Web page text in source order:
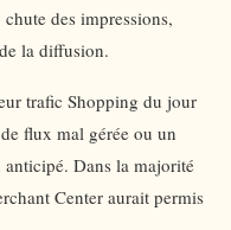
des impressions,
la diffusion.
trafic Shopping du jour
flux mal gérée ou un
Dans la majorité
Center aurait permis